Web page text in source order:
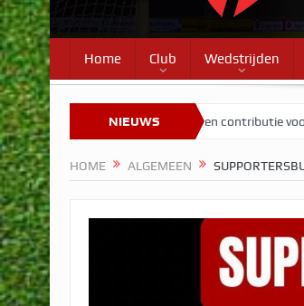
Home Club Wedstrijden
NIEUWS
intact Tarieven contributie voor seizoen
HOME ALGEMEEN